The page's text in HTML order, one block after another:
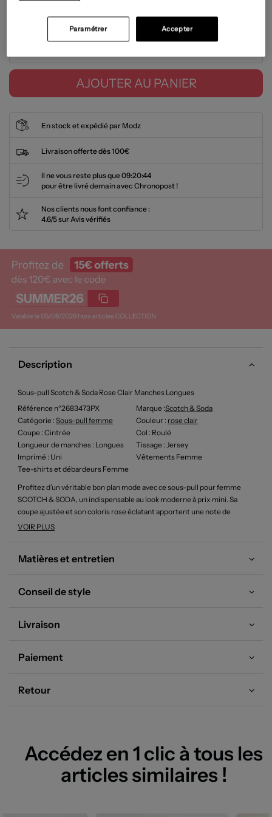
Guide des tailles
AJOUTER AU PANIER
En stock et expédié par Modz
Livraison offerte dès 100€
Il ne vous reste plus que09:20:44
pour être livré demain avec Chronopost !
Nos clients nous font confiance :
4.6/5 sur Avis vérifiés
Description
Sous-pull Scotch & Soda Rose Clair Manches Longues
Référence n°2683473PX
Marque :Scotch & Soda
Catégorie : Sous-pull femme Couleur : rose clair
Coupe : Cintrée Col : Roulé
Longueur de manches : Longues Tissage : Jersey
Imprimé : Uni
Vêtements Femme
Tee-shirts et débardeurs Femme
Profitez d’un véritable bon plan mode avec ce sous-pull pour femme
SCOTCH & SODA, un indispensable au look moderne à prix mini. Sa
coupe ajustée et son coloris rose éclatant apportent une note de
fraîcheur à toutes vos tenues, tandis que son col montant offre une
VOIR PLUS
Matières et entretien
Conseil de style
Livraison
Paiement
Retour
Accédez en 1 clic à tous les
articles similaires !
Accepter
Paramétrer